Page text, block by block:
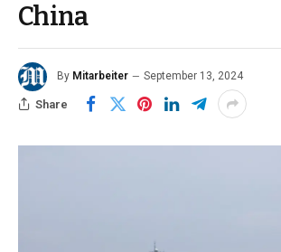
China
By Mitarbeiter September 13, 2024
Share